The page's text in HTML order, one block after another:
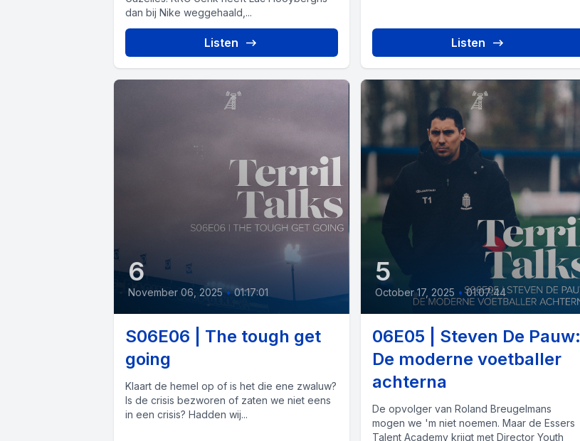
dan bij Nike weggehaald,...
Listen Listen
6
November 06, 2025 • 01:17:01
S06E06 | The tough get
going
Klaart de hemel op of is het die ene zwaluw?
Is de crisis bezworen of zaten we niet eens
in een crisis? Hadden wij...
5
October 17, 2025 • 01:07:44
06E05 | Steven De Pauw:
De moderne voetballer
achterna
De opvolger van Roland Breugelmans
mogen we 'm niet noemen. Maar de Essers
Talent Academy krijgt met Director Youth